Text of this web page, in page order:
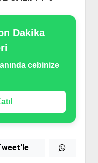
Dakika
anında cebinize